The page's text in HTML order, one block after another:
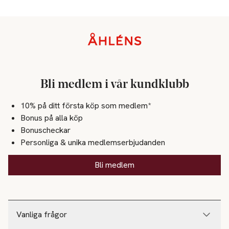
Vanliga frågor
Bli medlem i vår kundklubb
10% på ditt första köp som medlem*
Bonus på alla köp
Bonuscheckar
Personliga & unika medlemserbjudanden
Bli medlem